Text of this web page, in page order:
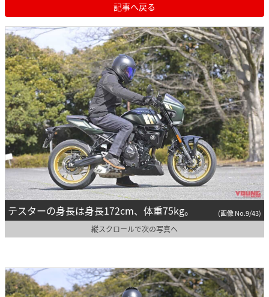
記事へ戻る
テスターの身長は身長172cm、体重75kg。 (画像 No.9/43)
縦スクロールで次の写真へ